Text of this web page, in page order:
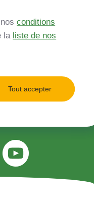
M’inscrire
nosconditions
la liste de nos
Tout accepter